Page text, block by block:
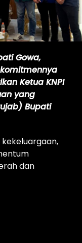
Gowa,
Ketua KNPI
yang
Bupati
dan